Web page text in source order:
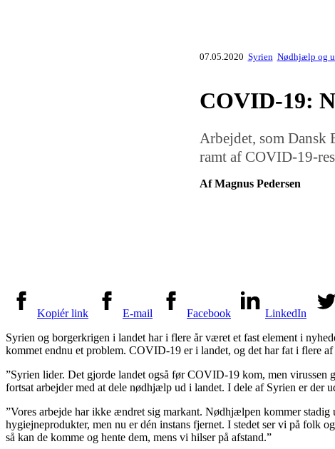
07.05.2020 Syrien Nødhjælp og
COVID-19:
Arbejdet, som Dansk
ramt af COVID-19-
Af Magnus Pedersen
Kopiér link E-mail Facebook LinkedIn
Syrien og borgerkrigen i landet har i flere år været et fast element i
kommet endnu et problem. COVID-19 er i landet, og det har fat i flere
”Syrien lider. Det gjorde landet også før COVID-19 kom, men virussen
fortsat arbejder med at dele nødhjælp ud i landet. I dele af Syrien er der
”Vores arbejde har ikke ændret sig markant. Nødhjælpen kommer
hygiejneprodukter, men nu er dén instans fjernet. I stedet ser vi på folk
så kan de komme og hente dem, mens vi hilser på afstand.”